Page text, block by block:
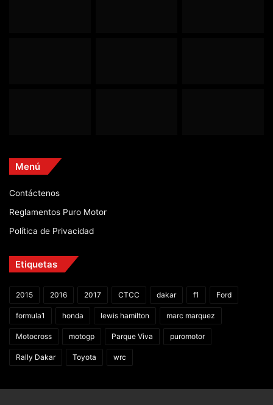
Menú
Contáctenos
Reglamentos Puro Motor
Política de Privacidad
Etiquetas
2015 2016 2017 CTCC dakar f1 Ford
formula1 honda lewis hamilton marc marquez
Motocross motogp Parque Viva puromotor
Rally Dakar Toyota wrc